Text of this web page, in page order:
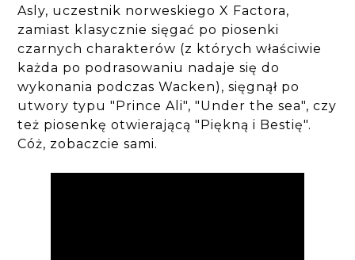
Asly, uczestnik norweskiego X Factora,
zamiast klasycznie sięgać po piosenki
czarnych charakterów (z których właściwie
każda po podrasowaniu nadaje się do
wykonania podczas Wacken), sięgnął po
utwory typu "Prince Ali", "Under the sea", czy
też piosenkę otwierającą "Piękną i Bestię".
Cóż, zobaczcie sami.